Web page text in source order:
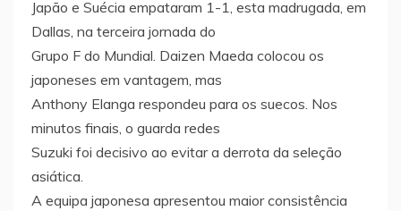
Japão e Suécia empataram 1-1, esta madrugada, em
Dallas, na terceira jornada do
Grupo F do Mundial. Daizen Maeda colocou os
japoneses em vantagem, mas
Anthony Elanga respondeu para os suecos. Nos
minutos finais, o guarda redes
Suzuki foi decisivo ao evitar a derrota da seleção
asiática.
A equipa japonesa apresentou maior consistência